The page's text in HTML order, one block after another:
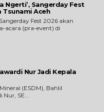
Ngerti’, Sangerday Fest
Tsunami Aceh
Fest 2026 akan
acara (pra-event) di
Nur Jadi Kepala
(ESDM), Bahlil
Nur, SE...